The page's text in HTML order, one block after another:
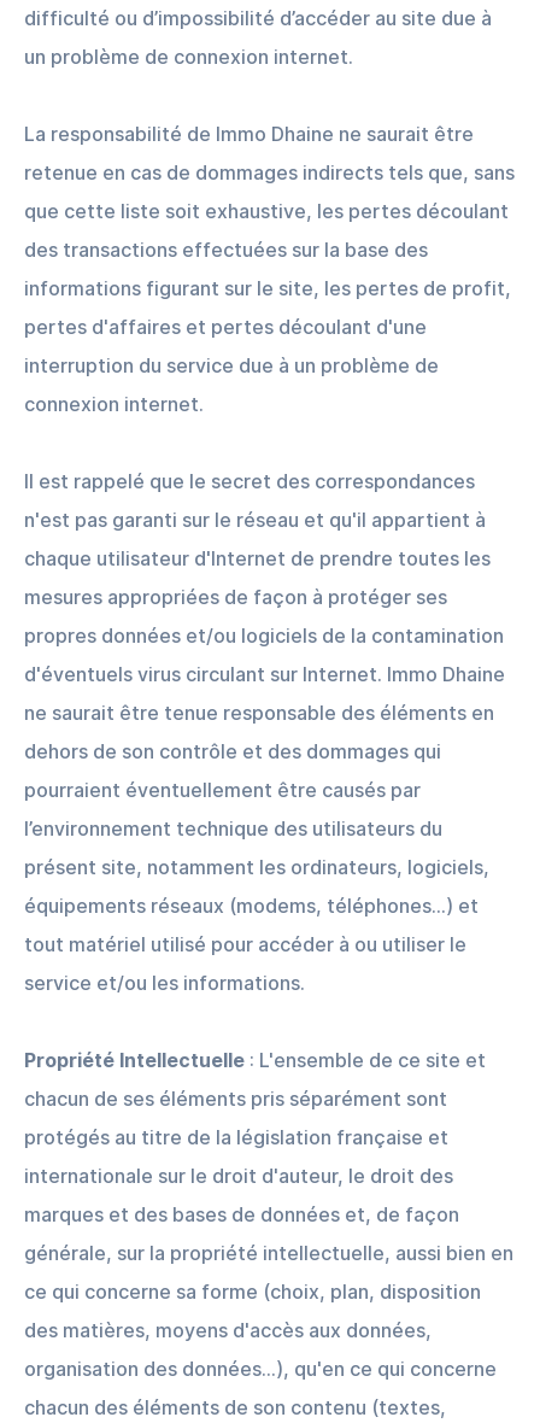
difficulté ou d’impossibilité d’accéder au site due à
un problème de connexion internet.
La responsabilité de Immo Dhaine ne saurait être
retenue en cas de dommages indirects tels que, sans
que cette liste soit exhaustive, les pertes découlant
des transactions effectuées sur la base des
informations figurant sur le site, les pertes de profit,
pertes d'affaires et pertes découlant d'une
interruption du service due à un problème de
connexion internet.
Il est rappelé que le secret des correspondances
n'est pas garanti sur le réseau et qu'il appartient à
chaque utilisateur d'Internet de prendre toutes les
mesures appropriées de façon à protéger ses
propres données et/ou logiciels de la contamination
d'éventuels virus circulant sur Internet. Immo Dhaine
ne saurait être tenue responsable des éléments en
dehors de son contrôle et des dommages qui
pourraient éventuellement être causés par
l’environnement technique des utilisateurs du
présent site, notamment les ordinateurs, logiciels,
équipements réseaux (modems, téléphones…) et
tout matériel utilisé pour accéder à ou utiliser le
service et/ou les informations.
Propriété Intellectuelle : L'ensemble de ce site et
chacun de ses éléments pris séparément sont
protégés au titre de la législation française et
internationale sur le droit d'auteur, le droit des
marques et des bases de données et, de façon
générale, sur la propriété intellectuelle, aussi bien en
ce qui concerne sa forme (choix, plan, disposition
des matières, moyens d'accès aux données,
organisation des données...), qu'en ce qui concerne
chacun des éléments de son contenu (textes,